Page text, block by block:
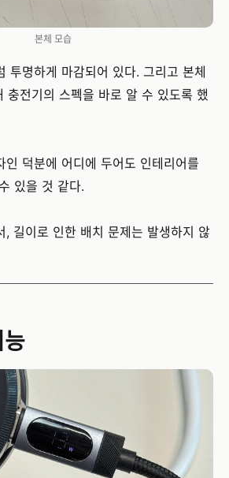
본체 모습
투명하게 마감되어 있다. 그리고 본체
충전기의 스펙을 바로 알 수 있도록 했
인 덕분에 어디에 두어도 인테리어를
있을 것 같다.
, 길이로 인한 배치 문제는 발생하지 않